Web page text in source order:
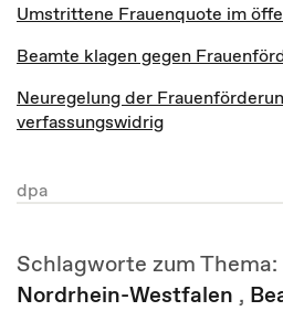
Umstrittene Frauenquote im
Beamte klagen gegen
Neuregelung der
verfassungswidrig
dpa
Schlagworte zum Thema:
Nordrhein-Westfalen ,